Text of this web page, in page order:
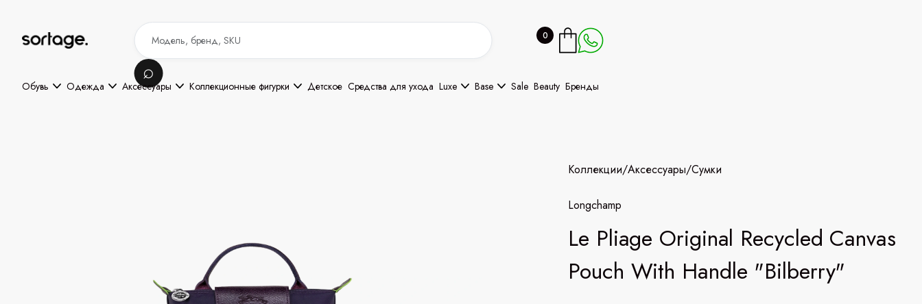
0
Обувь Одежда Аксессуары Коллекционные фигурки Детское Средства для ухода Luxe Base Sale Beauty Бренды
Коллекции/Аксессуары/Сумки
Longchamp
Le Pliage Original Recycled Canvas
Pouch With Handle "Bilberry"